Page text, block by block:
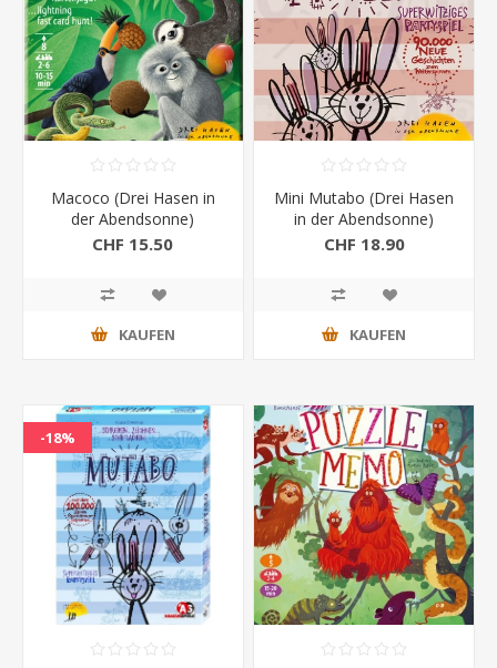
Macoco (Drei Hasen in
der Abendsonne)
CHF 15.50
KAUFEN
Mini Mutabo (Drei Hasen
in der Abendsonne)
CHF 18.90
KAUFEN
-18%